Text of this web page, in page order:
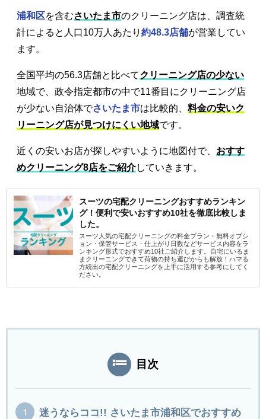
浦和区を含むさいたま市のクリーニング店は、調査統
計によると人口10万人あたり 約48.3店舗が営業してい
ます。
全国平均の56.3店舗と比べてクリーニング店の少ない
地域で、政令指定都市の中で11番目にクリーニング店
が少ない自治体でさいたま市は比較的、 料金の安いク
リーニング店が見つけにくい地域です。
近くの安いお店が探しやすいように地図付で、 おすす
めクリーニング8店をご紹介していきます。
スーツの宅配クリーニングおすすめランキン
グ！便利で安いおすすめ10社を徹底比較しま
した。
スーツ人気の宅配クリーニングの料金プラン・無料オプシ
ョン・保管サービス・仕上がり日数などサービス内容をラ
ンキング形式でおすすめ10社ご紹介します。自宅にいるま
まクリーニングできて荷物の持ち運びからも解放！ハマる
方続出の宅配クリーニングを上手に活用する参考にしてく
ださい。
目次
迷うならココ!! さいたま市浦和区でおすすめ